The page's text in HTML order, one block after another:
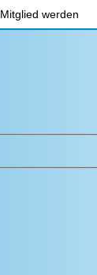
Mitglied werden